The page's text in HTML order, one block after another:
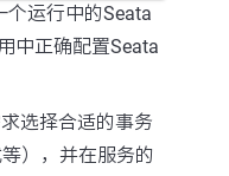
个运行中的Seata
中正确配置Seata
选择合适的事务
），并在服务的